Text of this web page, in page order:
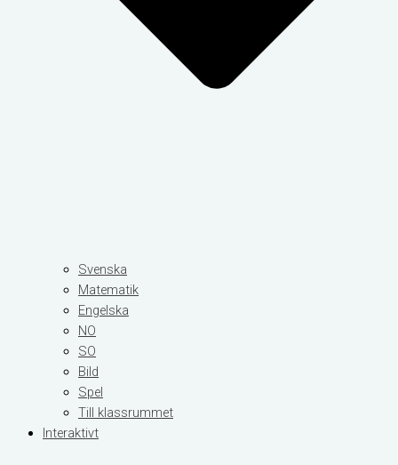
Svenska
Matematik
Engelska
NO
SO
Bild
Spel
Till klassrummet
Interaktivt